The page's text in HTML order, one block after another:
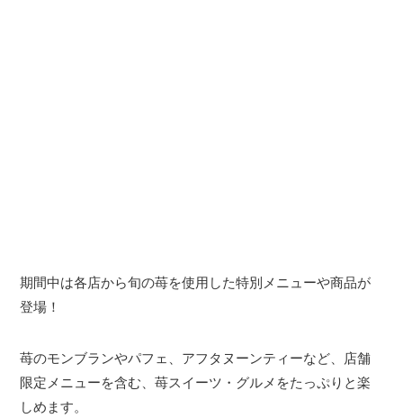
期間中は各店から旬の苺を使用した特別メニューや商品が
登場！
苺のモンブランやパフェ、アフタヌーンティーなど、店舗
限定メニューを含む、苺スイーツ・グルメをたっぷりと楽
しめます。